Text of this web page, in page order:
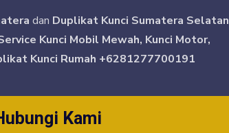
dan Duplikat Kunci Sumatera Selatan
Kunci Mobil Mewah, Kunci Motor,
Kunci Rumah +6281277700191
Kami